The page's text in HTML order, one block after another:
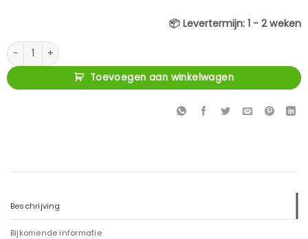
📦 Levertermijn: 1 - 2 weken
Decoratief object Ziva aantal
Toevoegen aan winkelwagen
Beschrijving
Bijkomende informatie